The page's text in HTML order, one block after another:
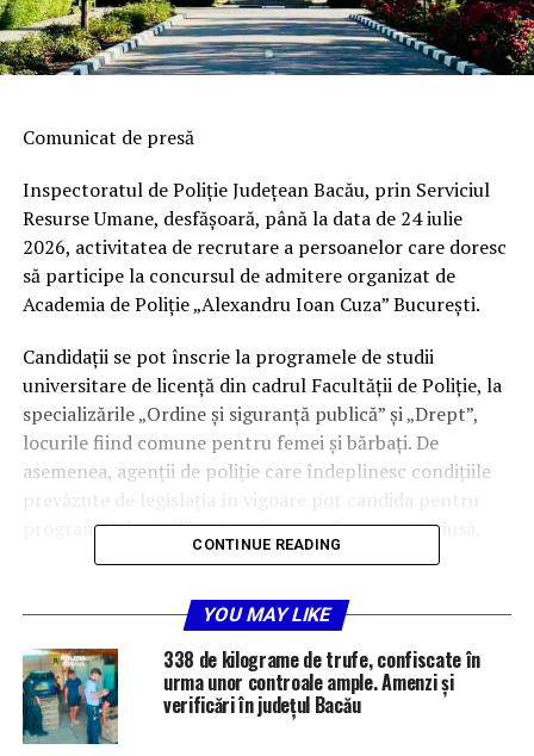
Comunicat de presă
Inspectoratul de Poliție Județean Bacău, prin Serviciul
Resurse Umane, desfășoară, până la data de 24 iulie
2026, activitatea de recrutare a persoanelor care doresc
să participe la concursul de admitere organizat de
Academia de Poliție „Alexandru Ioan Cuza” București.
Candidații se pot înscrie la programele de studii
universitare de licență din cadrul Facultății de Poliție, la
specializările „Ordine și siguranță publică” și „Drept”,
locurile fiind comune pentru femei și bărbați. De
asemenea, agenții de poliție care îndeplinesc condițiile
prevăzute de legislația în vigoare pot candida pentru
programul de studii universitare cu frecvență redusă.
privind solicitarea extrasului de pe cazierul judiciar, se
transmite exclusiv în format electronic, până la data de
24 iulie 2026, la adresa de e-mail a Serviciului Resurse
Umane din cadrul Inspectoratului de Poliție Județean
Bacău.
CONTINUE READING
YOU MAY LIKE
338 de kilograme de trufe, confiscate în
urma unor controale ample. Amenzi și
verificări în județul Bacău